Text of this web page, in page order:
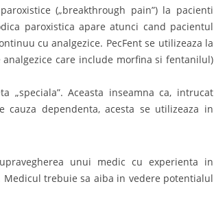
(„breakthrough pain”) la pacienti
paroxistica apare atunci cand pacientul
cu analgezice. PecFent se utilizeaza la
care include morfina si fentanilul)
Aceasta inseamna ca, intrucat
dependenta, acesta se utilizeaza in
unui medic cu experienta in
trebuie sa aiba in vedere potentialul